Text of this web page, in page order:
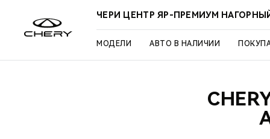
ЧЕРИ ЦЕНТР ЯР-ПРЕМИУМ
МОДЕЛИ АВТО В НАЛИЧИИ